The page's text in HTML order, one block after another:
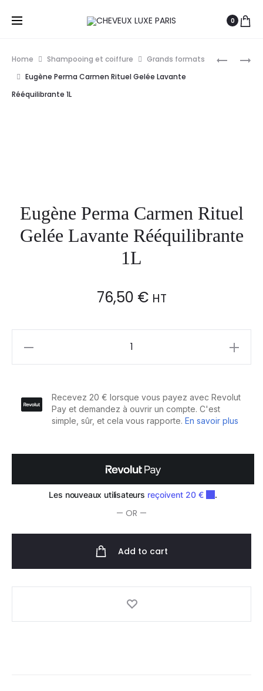
0
EUGENE
EUGENE
Home Shampooing et coiffure
Grands formats
Eugène Perma Carmen Rituel Gelée Lavante
Rééquilibrante 1L
Eugène Perma Carmen Rituel
Gelée Lavante Rééquilibrante
1L
76,50 € HT
Gelée
1L
— OR —
Add to cart